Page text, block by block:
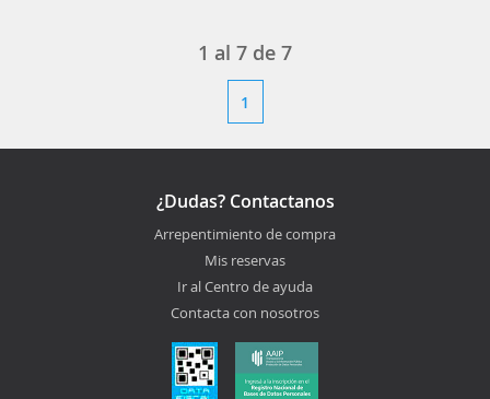
1 al 7 de 7
1
¿Dudas? Contactanos
Arrepentimiento de compra
Mis reservas
Ir al Centro de ayuda
Contacta con nosotros